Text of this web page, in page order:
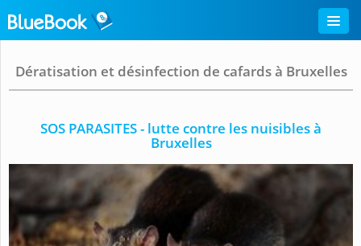
Dératisation et désinfection de cafards à Bruxelles
SOS PARASITES - lutte contre les nuisibles à
Bruxelles